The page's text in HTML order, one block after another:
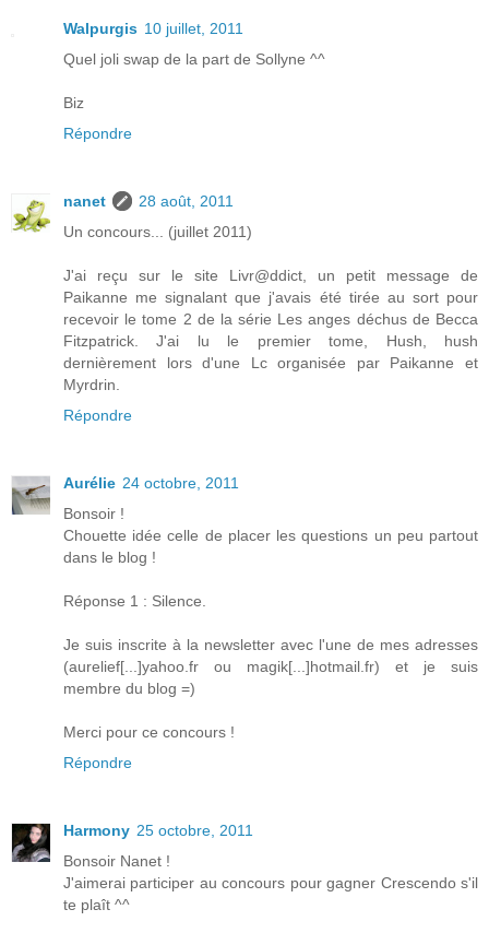
Walpurgis 10 juillet, 2011
Quel joli swap de la part de Sollyne ^^
Biz
Répondre
nanet
28 août, 2011
Un concours... (juillet 2011)
J'ai reçu sur le site Livr@ddict, un petit message de
Paikanne me signalant que j'avais été tirée au sort pour
recevoir le tome 2 de la série Les anges déchus de Becca
Fitzpatrick. J'ai lu le premier tome, Hush, hush
dernièrement lors d'une Lc organisée par Paikanne et
Myrdrin.
Répondre
Aurélie 24 octobre, 2011
Bonsoir !
Chouette idée celle de placer les questions un peu partout
dans le blog !
Réponse 1 : Silence.
Je suis inscrite à la newsletter avec l'une de mes adresses
(aurelief[...]yahoo.fr ou magik[...]hotmail.fr) et je suis
membre du blog =)
Merci pour ce concours !
Répondre
Harmony 25 octobre, 2011
Bonsoir Nanet !
J'aimerai participer au concours pour gagner Crescendo s'il
te plaît ^^